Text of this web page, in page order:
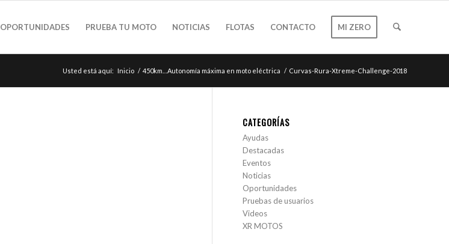
OPORTUNIDADES PRUEBA TU MOTO NOTICIAS FLOTAS CONTACTO MI ZERO
Usted está aquí: Inicio / 450km…Autonomía máxima en moto eléctrica / Curvas-Rura-Xtreme-Challenge-2018
CATEGORÍAS
Ayudas
Destacadas
Eventos
Noticias
Oportunidades
Pruebas de usuarios
Videos
XR MOTOS